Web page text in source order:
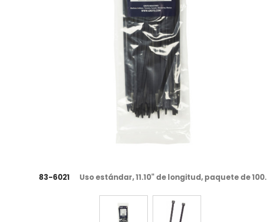
83-6021 Uso estándar, 11.10" de longitud, paquete de 100.